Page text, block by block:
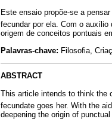
Este ensaio propõe-se a
fecundar por ela. Com o
origem de conceitos pontuais
Palavras-chave: Filosofia,
ABSTRACT
This article intends to think the
fecundate goes her. With the
deepening the origin of